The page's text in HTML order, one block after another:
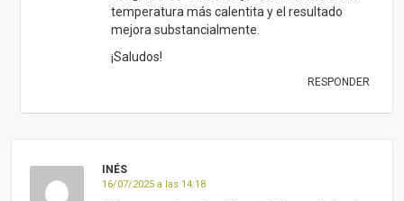
temperatura más calentita y el resultado
mejora substancialmente.
¡Saludos!
RESPONDER
INÉS
16/07/2025 a las 14:18